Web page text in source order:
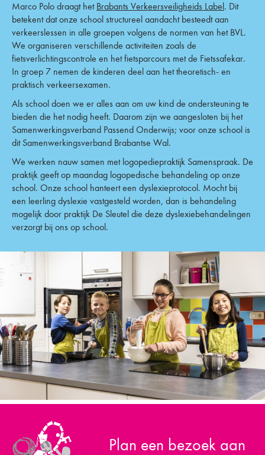
Marco Polo draagt het Brabants Verkeersveiligheids Label. Dit
betekent dat onze school structureel aandacht besteedt aan
verkeerslessen in alle groepen volgens de normen van het BVL.
We organiseren verschillende activiteiten zoals de
fietsverlichtingscontrole en het fietsparcours met de Fietssafekar.
In groep 7 nemen de kinderen deel aan het theoretisch- en
praktisch verkeersexamen.
Als school doen we er alles aan om uw kind de ondersteuning te
bieden die het nodig heeft. Daarom zijn we aangesloten bij het
Samenwerkingsverband Passend Onderwijs; voor onze school is
dit Samenwerkingsverband Brabantse Wal.
We werken nauw samen met logopediepraktijk Samenspraak. De
praktijk geeft op maandag logopedische behandeling op onze
school. Onze school hanteert een dyslexieprotocol. Mocht bij
een leerling dyslexie vastgesteld worden, dan is behandeling
mogelijk door praktijk De Sleutel die deze dyslexiebehandelingen
verzorgt bij ons op school.
Plan een bezoek aan